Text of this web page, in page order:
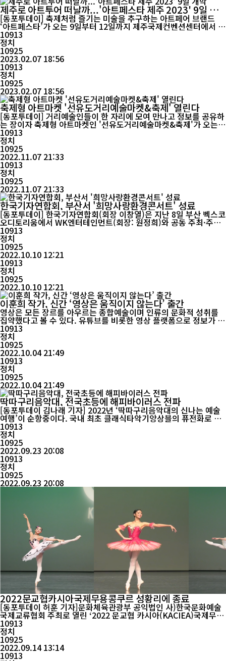
제주로 아트투어 떠날까...'아트페스타 제주 2023' 9일 개
막
[동포투데이] 축제처럼 즐기는 미술을 추구하는 아트페어 브랜드
‘아트페스타’가 오는 9일부터 12일까지 제주국제컨벤션센터에서 펼
쳐진다. 이번 아트페스타 제주에는 국내외 40여개 갤러리가 참가해
2천여점의 작품을 선보인다. 지난해 ‘아트페스타 서울’을 성공적으
로 개최한 아트페스타측은 이번 제주전시를 통해 국내 미술시장의
흥행을 이어갈 계획이다. 21세기 현대 초상 회화의 거장 알렉스 카
츠의 작품을 비...
10913
정치
10925
2023.02.07 18:56
10913
정치
10925
2023.02.07 18:56
축제형 아트마켓 '선유도거리예술마켓&축제' 열린다
[동포투데이] 거리예술인들이 한 자리에 모여 만나고 정보를 공유하
는 장이자 축제형 아트마켓인 '선유도거리예술마켓&축제'가 오는 1
1월 11일(금)~11월 12일(토) 양일 간 선유도공원에서 열린다. 한국
거리예술협회와 거리예술 창작자, 기획자, 행정가들이 함께하는 '거
리예술마켓'은 2010년 과천한마당축제와 함께한 ‘거리예술장터...
10913
정치
10925
2022.11.07 21:33
10913
정치
10925
2022.11.07 21:33
한국기자연합회, 부산서 '희망사랑환경콘서트' 성료
[동포투데이] 한국기자연합회(회장 이창열)은 지난 8일 부산 벡스코
오디토리움에서 WK엔터테인먼트(회장: 원정희)와 공동 주최·주관
으로 2000여명이 참석한 가운데, '희망사랑환경콘서트'를 성공적으
로 개최했다. 이번 콘서트는 코로나19로 그동안 침체됐던 공연계의
활성화를 위해 기획됐으며, “환경을 살리자”는 뜻 깊은 의미를 담고
있다. 콘서트의 ...
10913
정치
10925
2022.10.10 12:21
10913
정치
10925
2022.10.10 12:21
이훈희 작가, 신간 ‘영상은 움직이지 않는다’ 출간
영상은 모든 장르를 아우르는 종합예술이며 인류의 문화적 성취를
집약했다고 볼 수 있다. 유튜브를 비롯한 영상 플랫폼으로 정보가 공
유되고 있으며, 1인 미디어와 크리에이터가 다양한 루트를 통해 급
속도로 성장하고 있는 시대다. 즉 아무나 영상을 만들고 퍼뜨리고 있
다. 팩트가 무엇인지 알기도 힘들어졌다. 가장 기초적인 영상에 대한
10913
정치
10925
2022.10.04 21:49
10913
정치
10925
2022.10.04 21:49
딱따구리음악대, 전국초등에 해피바이러스 전파
[동포투데이 김나래 기자] 2022년 ‘딱따구리음악대의 신나는 예술
여행’이 순항중이다. 국내 최초 클래식타악기앙상블의 퓨전화로 창
단이후 22년간 누적공연 1,000여회를 이루어낸 딱따구리음악대는
지난 9월19일 경기도 화성에 있는 ‘청림초등학교’에서 ‘딱따구리음
악대’ 여덟 번 째 순회공연을 개최했다. ‘신나는 예술여행’의 일환으
로 전국 초등학교를 ...
10913
정치
10925
2022.09.23 20:08
10913
정치
10925
2022.09.23 20:08
2022문교협카시아국제무용콩쿠르 성황리에 종료
[동포투데이 허훈 기자]문화체육관광부 공익법인 사)한국문화예술
국제교류협회 주최로 열린 ‘2022 문교협 카시아(KACIEA)국제무용
콩쿠르’가 지난 9월 2일부터 상명아트센터 계당홀 대극장에서 개막
하여 9월7일까지 해외팀 무용워크샵, 갈라쇼까지 한국 참가자를 비
롯해 해외 13개국 참여로 우수한 기량을 발휘하며 성황리에 종료되
었다. 특히 추석 연휴를 한국에...
10913
정치
10925
2022.09.14 13:14
10913